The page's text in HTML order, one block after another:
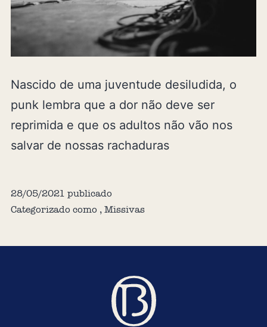
Nascido de uma juventude desiludida, o
punk lembra que a dor não deve ser
reprimida e que os adultos não vão nos
salvar de nossas rachaduras
28/05/2021 publicado
Categorizado como , Missivas